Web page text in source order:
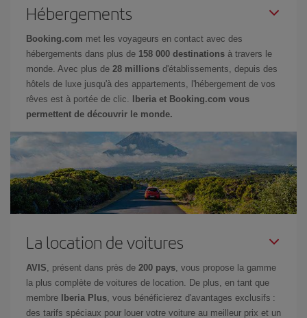
Hébergements
Booking.com met les voyageurs en contact avec des
hébergements dans plus de 158 000 destinations à travers le
monde. Avec plus de 28 millions d'établissements, depuis des
hôtels de luxe jusqu'à des appartements, l'hébergement de vos
rêves est à portée de clic.
Iberia et Booking.com vous
permettent de découvrir le monde.
La location de voitures
AVIS , présent dans près de 200 pays , vous propose la gamme
la plus complète de voitures de location. De plus, en tant que
membre
Iberia Plus , vous bénéficierez d'avantages exclusifs :
des tarifs spéciaux pour louer votre voiture au meilleur prix et un